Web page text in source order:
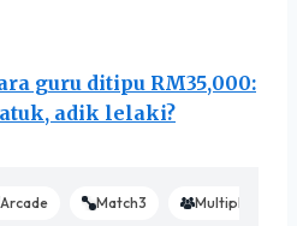
guru ditipu RM35,000:
adik lelaki?